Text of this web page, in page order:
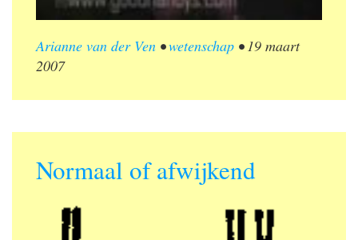
Arianne van der Ven •wetenschap • 19 maart
2007
Normaal of afwijkend